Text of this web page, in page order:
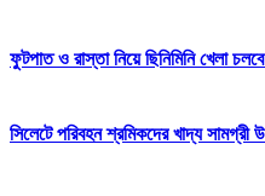
ফুটপাত ও রাস্তা নিয়ে ছিনিমিনি খেলা
সিলেটে পরিবহন শ্রমিকদের খাদ্য সামগ্রী